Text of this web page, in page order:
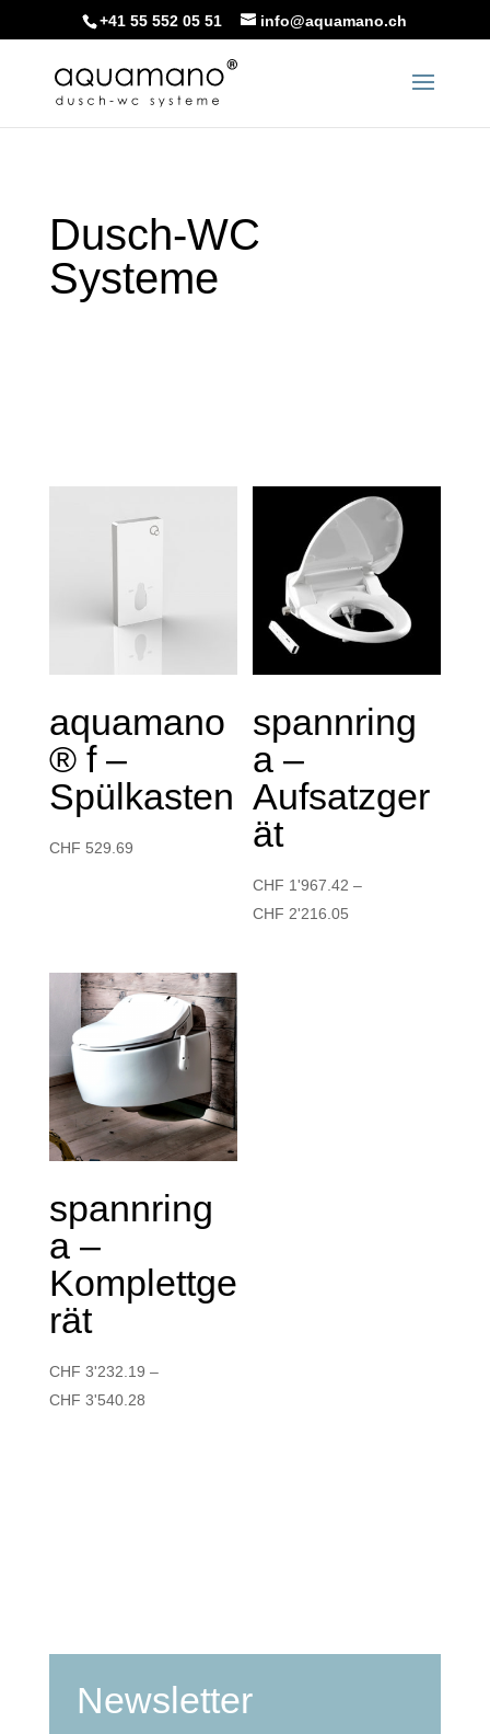
+41 55 552 05 51 info@aquamano.ch
Dusch-WC
Systeme
aquamano
® f –
Spülkasten
CHF 529.69
spannring
a –
Aufsatzger
ät
CHF 1'967.42 –
CHF 2'216.05
spannring
a –
Komplettge
rät
CHF 3'232.19 –
CHF 3'540.28
Newsletter